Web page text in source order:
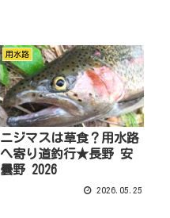
用水路
ニジマスは草食？用水路
へ寄り道釣行★長野 安
曇野 2026
2026.05.25